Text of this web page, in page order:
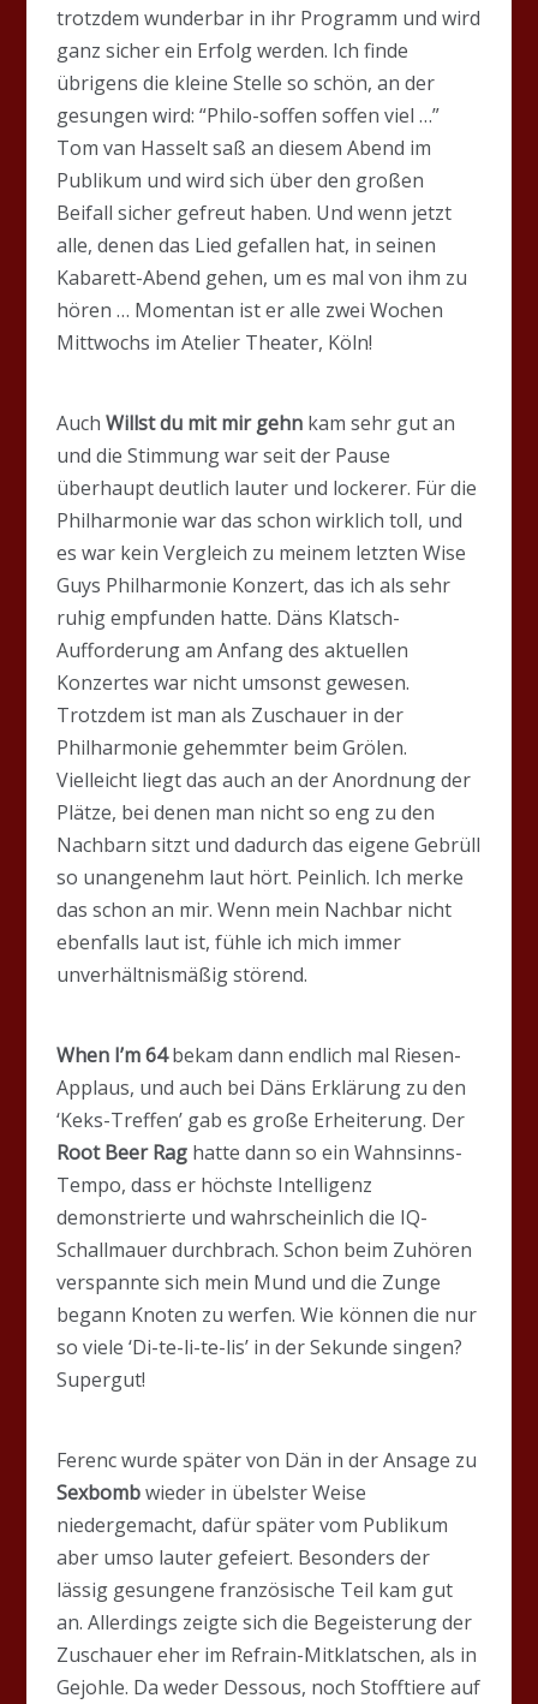
trotzdem wunderbar in ihr Programm und wird
ganz sicher ein Erfolg werden. Ich finde
übrigens die kleine Stelle so schön, an der
gesungen wird: “Philo-soffen soffen viel …”
Tom van Hasselt saß an diesem Abend im
Publikum und wird sich über den großen
Beifall sicher gefreut haben. Und wenn jetzt
alle, denen das Lied gefallen hat, in seinen
Kabarett-Abend gehen, um es mal von ihm zu
hören … Momentan ist er alle zwei Wochen
Mittwochs im Atelier Theater, Köln!
AuchWillst du mit mir gehn kam sehr gut an
und die Stimmung war seit der Pause
überhaupt deutlich lauter und lockerer. Für die
Philharmonie war das schon wirklich toll, und
es war kein Vergleich zu meinem letzten Wise
Guys Philharmonie Konzert, das ich als sehr
ruhig empfunden hatte. Däns Klatsch-
Aufforderung am Anfang des aktuellen
Konzertes war nicht umsonst gewesen.
Trotzdem ist man als Zuschauer in der
Philharmonie gehemmter beim Grölen.
Vielleicht liegt das auch an der Anordnung der
Plätze, bei denen man nicht so eng zu den
Nachbarn sitzt und dadurch das eigene Gebrüll
so unangenehm laut hört. Peinlich. Ich merke
das schon an mir. Wenn mein Nachbar nicht
ebenfalls laut ist, fühle ich mich immer
unverhältnismäßig störend.
When I’m 64bekam dann endlich mal Riesen-
Applaus, und auch bei Däns Erklärung zu den
‘Keks-Treffen’ gab es große Erheiterung. Der
Root Beer Rag hatte dann so ein Wahnsinns-
Tempo, dass er höchste Intelligenz
demonstrierte und wahrscheinlich die IQ-
Schallmauer durchbrach. Schon beim Zuhören
verspannte sich mein Mund und die Zunge
begann Knoten zu werfen. Wie können die nur
so viele ‘Di-te-li-te-lis’ in der Sekunde singen?
Supergut!
Ferenc wurde später von Dän in der Ansage zu
Sexbombwieder in übelster Weise
niedergemacht, dafür später vom Publikum
aber umso lauter gefeiert. Besonders der
lässig gesungene französische Teil kam gut
an. Allerdings zeigte sich die Begeisterung der
Zuschauer eher im Refrain-Mitklatschen, als in
Gejohle. Da weder Dessous, noch Stofftiere auf